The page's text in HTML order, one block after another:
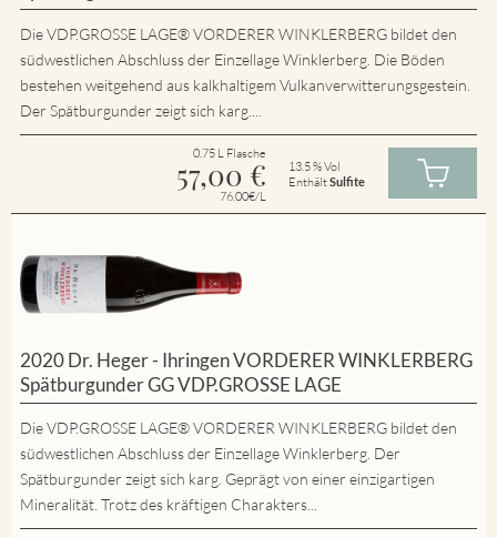
Die VDP.GROSSE LAGE® VORDERER WINKLERBERG bildet den
südwestlichen Abschluss der Einzellage Winklerberg. Die Böden
bestehen weitgehend aus kalkhaltigem Vulkanverwitterungsgestein.
Der Spätburgunder zeigt sich karg....
0.75 L Flasche
57,00 €
76.00€/L
13.5 % Vol
EnthältSulfite
2020 Dr. Heger - Ihringen VORDERER WINKLERBERG
Spätburgunder GG VDP.GROSSE LAGE
Die VDP.GROSSE LAGE® VORDERER WINKLERBERG bildet den
südwestlichen Abschluss der Einzellage Winklerberg. Der
Spätburgunder zeigt sich karg. Geprägt von einer einzigartigen
Mineralität. Trotz des kräftigen Charakters...